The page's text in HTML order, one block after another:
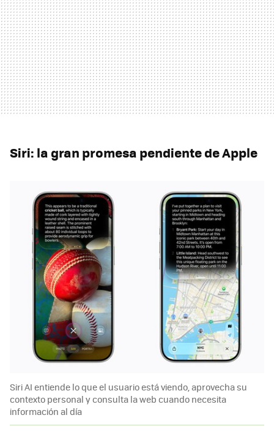
Siri: la gran promesa pendiente de Apple
Siri AI entiende lo que el usuario está viendo, aprovecha su
contexto personal y consulta la web cuando necesita
información al día